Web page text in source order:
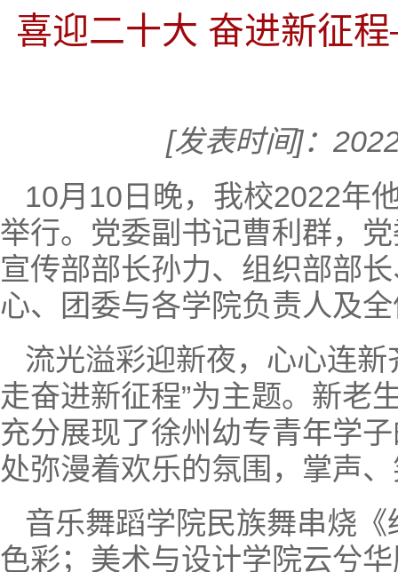
喜迎二十大 奋进新征
[发表时间]：
10月10日晚，我校2022年
举行。党委副书记曹利群，
宣传部部长孙力、组织部部
心、团委与各学院负责人及
流光溢彩迎新夜，心心连
走奋进新征程”为主题。新老
充分展现了徐州幼专青年学
处弥漫着欢乐的氛围，掌声
音乐舞蹈学院民族舞串烧
色彩；美术与设计学院云兮